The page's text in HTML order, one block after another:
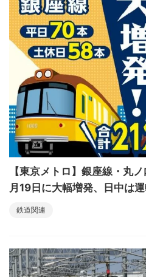
【東京メトロ】銀座線・丸
月19日に大幅増発、日中は
鉄道関連